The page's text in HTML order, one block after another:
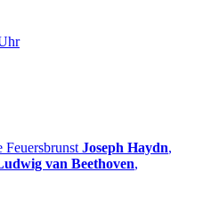
Feuersbrunst Joseph Haydn,
van Beethoven,